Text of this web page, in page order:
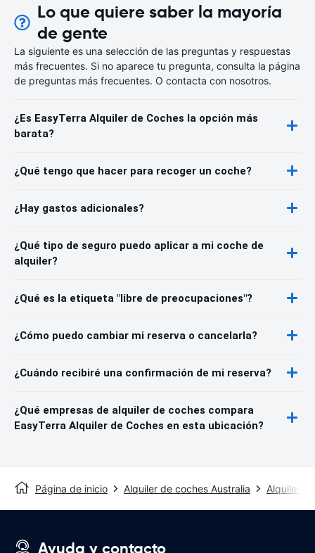
Lo que quiere saber la mayoría
de gente
La siguiente es una selección de las preguntas y respuestas
más frecuentes. Si no aparece tu pregunta, consulta la página
de preguntas más frecuentes. O contacta con nosotros.
¿Es EasyTerra Alquiler de Coches la opción más
barata?
¿Qué tengo que hacer para recoger un coche?
¿Hay gastos adicionales?
¿Qué tipo de seguro puedo aplicar a mi coche de
alquiler?
¿Qué es la etiqueta "libre de preocupaciones"?
¿Cómo puedo cambiar mi reserva o cancelarla?
¿Cuándo recibiré una confirmación de mi reserva?
¿Qué empresas de alquiler de coches compara
EasyTerra Alquiler de Coches en esta ubicación?
Página de inicio Alquiler de coches Australia Alquiler
Ayuda y contacto